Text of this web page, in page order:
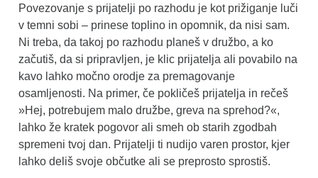
Povezovanje s prijatelji po razhodu je kot prižiganje luči
v temni sobi – prinese toplino in opomnik, da nisi sam.
Ni treba, da takoj po razhodu planeš v družbo, a ko
začutiš, da si pripravljen, je klic prijatelja ali povabilo na
kavo lahko močno orodje za premagovanje
osamljenosti. Na primer, če pokličeš prijatelja in rečeš
»Hej, potrebujem malo družbe, greva na sprehod?«,
lahko že kratek pogovor ali smeh ob starih zgodbah
spremeni tvoj dan. Prijatelji ti nudijo varen prostor, kjer
lahko deliš svoje občutke ali se preprosto sprostiš.